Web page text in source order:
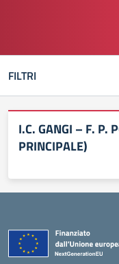
FILTRI
I.C. GANGI – F. P.
PRINCIPALE)